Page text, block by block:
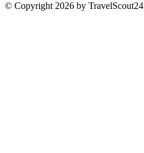
© Copyright 2026 by TravelScout24